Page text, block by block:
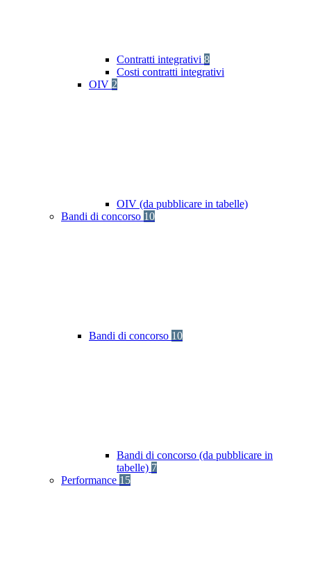
Contratti integrativi 8
Costi contratti integrativi
OIV 2
OIV (da pubblicare in tabelle)
Bandi di concorso 10
Bandi di concorso 10
Bandi di concorso (da pubblicare in
tabelle) 7
Performance 15